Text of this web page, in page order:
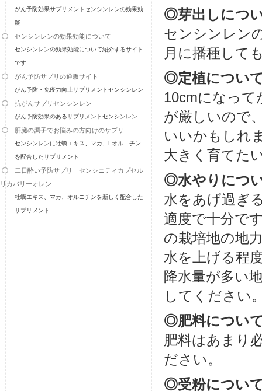
◎芽出しにつ
センシンレン
月に播種して
◎定植につい
10cmになって
が厳しいので
いいかもしれ
大きく育てた
◎水やりにつ
水をあげ過ぎ
適度で十分で
の栽培地の地
水を上げる程
降水量が多い
してください
◎肥料につい
肥料はあまり
ださい。
◎受粉につい
がん予防効果サプリメントセンシンレンの効果効
能
センシンレンの効果効能について
センシンレンの効果効能について紹介するサイト
です
がん予防サプリの通販サイト
がん予防・免疫力向上サプリメントセンシンレン
抗がんサプリセンシンレン
がん予防効果のあるサプリメントセンシンレン
肝臓の調子でお悩みの方向けのサプリ
センシンレンに牡蠣エキス、マカ、Lオルニチン
を配合したサプリメント
二日酔い予防サプリ センシニティカプセル
リカバリーオレン
牡蠣エキス、マカ、オルニチンを新しく配合した
サプリメント